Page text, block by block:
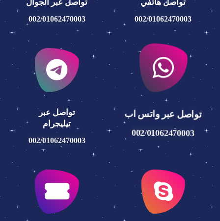
تواصل هاتفي
002/01062470003
تواصل عبر الجوال
002/01062470003
تواصل عبر واتس اب
002/01062470003
تواصل عبر
تيليجرام
002/01062470003